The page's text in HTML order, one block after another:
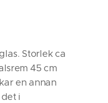
Storlek ca
45 cm
en annan
i